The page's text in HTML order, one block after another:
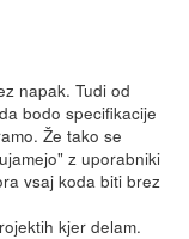
napak. Tudi od
bodo specifikacije
Že tako se
z uporabniki
vsaj koda biti brez
kjer delam.